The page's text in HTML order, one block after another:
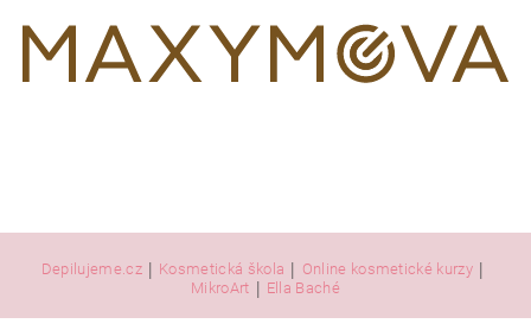
Depilujeme.cz | Kosmetická škola | Online kosmetické kurzy |
MikroArt | Ella Baché